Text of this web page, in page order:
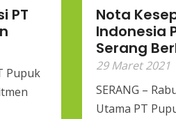
PT
Pupuk
Nota
Indonesia
Serang
29 Maret 2021
SERANG –
Utama PT